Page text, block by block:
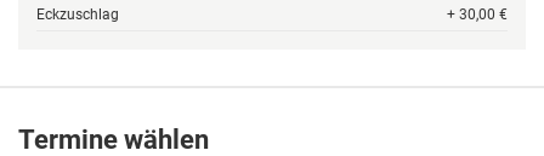
Eckzuschlag + 30,00 €
Termine wählen